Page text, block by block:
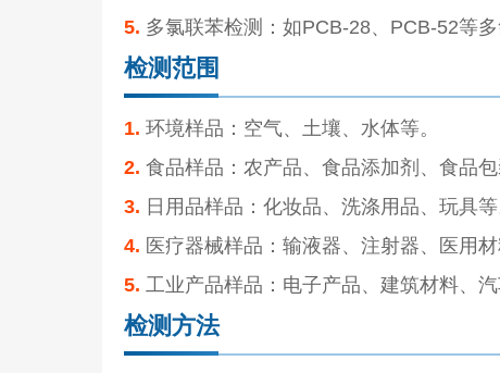
5. 多氯联苯检测：如PCB-28、PCB-52等多
检测范围
1. 环境样品：空气、土壤、水体等。
2. 食品样品：农产品、食品添加剂、食品包
3. 日用品样品：化妆品、洗涤用品、玩具等
4. 医疗器械样品：输液器、注射器、医用材
5. 工业产品样品：电子产品、建筑材料、汽
检测方法